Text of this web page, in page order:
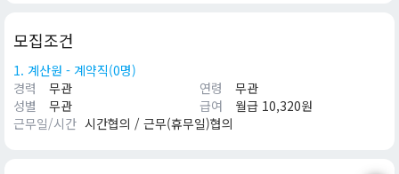
모집조건
1. 계산원 - 계약직(0명)
경력
무관 연령
무관
성별
무관 급여
월급 10,320원
근무일/시간 시간협의 / 근무(휴무일)협의